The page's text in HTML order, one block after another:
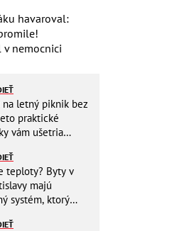
havaroval:
nemocnici
na letný piknik bez
praktické
vám ušetria
teploty? Byty v
majú
systém, ktorý